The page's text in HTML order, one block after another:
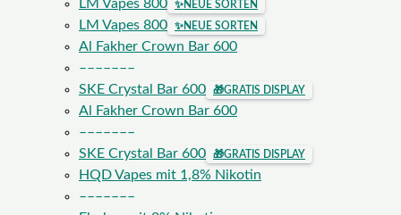
LM Vapes 800
✨NEUE SORTEN
LM Vapes 800 ✨NEUE SORTEN
Al Fakher Crown Bar 600
–––––––
SKE Crystal Bar 600
🎁GRATIS DISPLAY
Al Fakher Crown Bar 600
–––––––
SKE Crystal Bar 600
🎁GRATIS DISPLAY
HQD Vapes mit 1,8% Nikotin
–––––––